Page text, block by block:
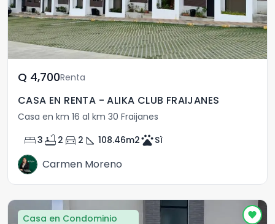
Q	4,700Renta
CASA EN RENTA - ALIKA CLUB FRAIJANES
Casa en km 16 al km 30 Fraijanes
bed3 bathtub 2 directions_car 2 square_foot 108.46m2petsSì
Carmen Moreno
Casa en Condominio